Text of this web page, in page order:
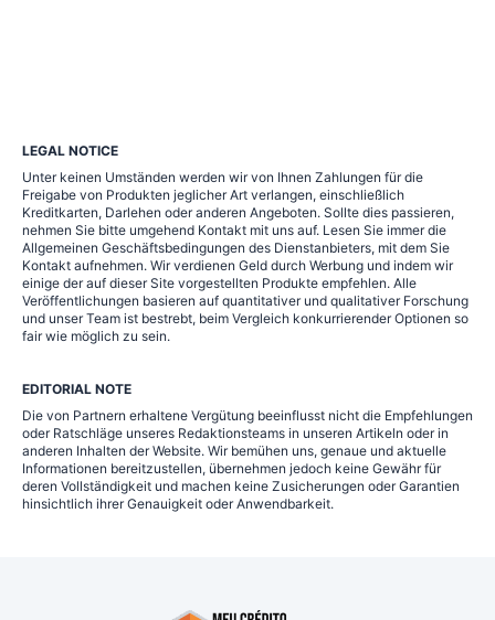
LEGAL NOTICE
Unter keinen Umständen werden wir von Ihnen Zahlungen für die
Freigabe von Produkten jeglicher Art verlangen, einschließlich
Kreditkarten, Darlehen oder anderen Angeboten. Sollte dies passieren,
nehmen Sie bitte umgehend Kontakt mit uns auf. Lesen Sie immer die
Allgemeinen Geschäftsbedingungen des Dienstanbieters, mit dem Sie
Kontakt aufnehmen. Wir verdienen Geld durch Werbung und indem wir
einige der auf dieser Site vorgestellten Produkte empfehlen. Alle
Veröffentlichungen basieren auf quantitativer und qualitativer Forschung
und unser Team ist bestrebt, beim Vergleich konkurrierender Optionen so
fair wie möglich zu sein.
EDITORIAL NOTE
Die von Partnern erhaltene Vergütung beeinflusst nicht die Empfehlungen
oder Ratschläge unseres Redaktionsteams in unseren Artikeln oder in
anderen Inhalten der Website. Wir bemühen uns, genaue und aktuelle
Informationen bereitzustellen, übernehmen jedoch keine Gewähr für
deren Vollständigkeit und machen keine Zusicherungen oder Garantien
hinsichtlich ihrer Genauigkeit oder Anwendbarkeit.